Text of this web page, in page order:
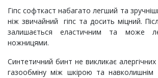
Гіпс софткаст набагато легший та
ніж звичайний гіпс та досить міцний.
залишається еластичним та може
ножницями.
Синтетичний бинт не викликає
газообміну між шкірою та